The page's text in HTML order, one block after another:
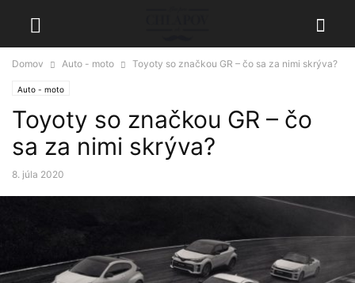
Domov Auto - moto Toyoty so značkou GR – čo sa za nimi skrýva?
Auto - moto
Toyoty so značkou GR – čo
sa za nimi skrýva?
8. júla 2020